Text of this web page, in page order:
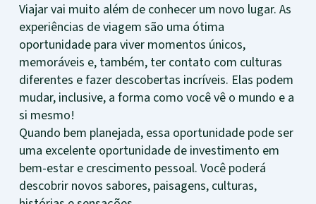
Viajar vai muito além de conhecer um novo lugar. As
experiências de viagem são uma ótima
oportunidade para viver momentos únicos,
memoráveis e, também, ter contato com culturas
diferentes e fazer descobertas incríveis. Elas podem
mudar, inclusive, a forma como você vê o mundo e a
si mesmo!
Quando bem planejada, essa oportunidade pode ser
uma excelente oportunidade de investimento em
bem-estar e crescimento pessoal. Você poderá
descobrir novos sabores, paisagens, culturas,